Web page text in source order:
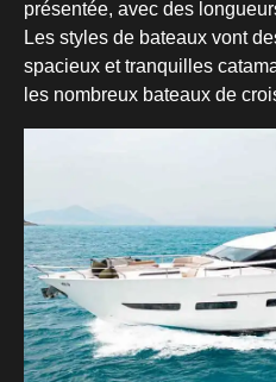
présentée, avec des
Les styles de bateaux vont
spacieux et tranquilles
les nombreux bateaux de